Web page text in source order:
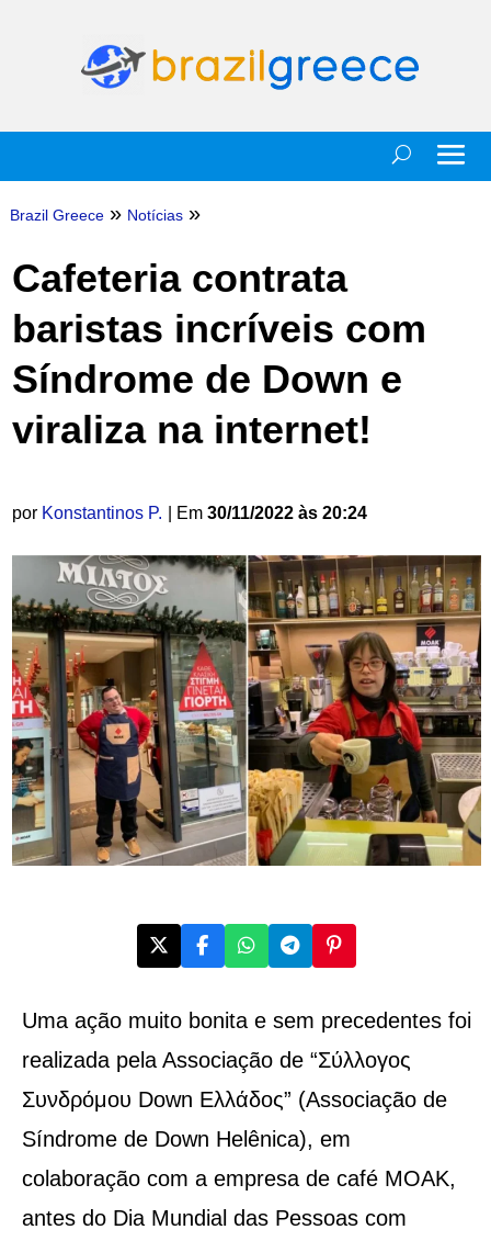
Brazil Greece » Notícias »
Cafeteria contrata
baristas incríveis com
Síndrome de Down e
viraliza na internet!
por Konstantinos P. | Em 30/11/2022 às 20:24
Uma ação muito bonita e sem precedentes foi
realizada pela Associação de “Σύλλογος
Συνδρόμου Down Ελλάδος” (Associação de
Síndrome de Down Helênica), em
colaboração com a empresa de café MOAK,
antes do Dia Mundial das Pessoas com